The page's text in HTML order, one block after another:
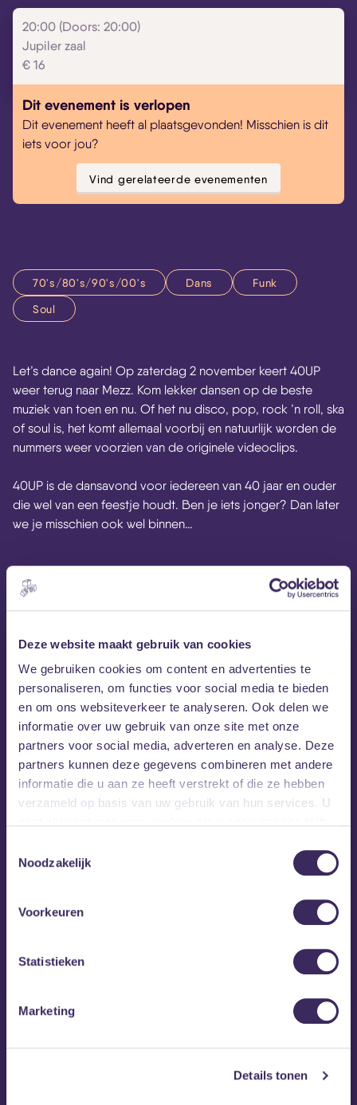
Deze website maakt gebruik van cookies
We gebruiken cookies om content en advertenties te
personaliseren, om functies voor social media te bieden
en om ons websiteverkeer te analyseren. Ook delen we
informatie over uw gebruik van onze site met onze
partners voor social media, adverteren en analyse. Deze
partners kunnen deze gegevens combineren met andere
informatie die u aan ze heeft verstrekt of die ze hebben
verzameld op basis van uw gebruik van hun services. U
Noodzakelijk
Voorkeuren
Statistieken
Marketing
Details tonen
20:00 (Doors: 20:00)
Jupiler zaal
€ 16
Dit evenement is verlopen
Dit evenement heeft al plaatsgevonden! Misschien is dit
iets voor jou?
Vind gerelateerde evenementen
70's/80's/90's/00's Dans
Funk
Soul
Let’s dance again! Op zaterdag 2 november keert 40UP
weer terug naar Mezz. Kom lekker dansen op de beste
muziek van toen en nu. Of het nu disco, pop, rock ’n roll, ska
of soul is, het komt allemaal voorbij en natuurlijk worden de
nummers weer voorzien van de originele videoclips.
40UP is de dansavond voor iedereen van 40 jaar en ouder
die wel van een feestje houdt. Ben je iets jonger? Dan later
we je misschien ook wel binnen…
MEZZ tipt
Jungle – Sunshine